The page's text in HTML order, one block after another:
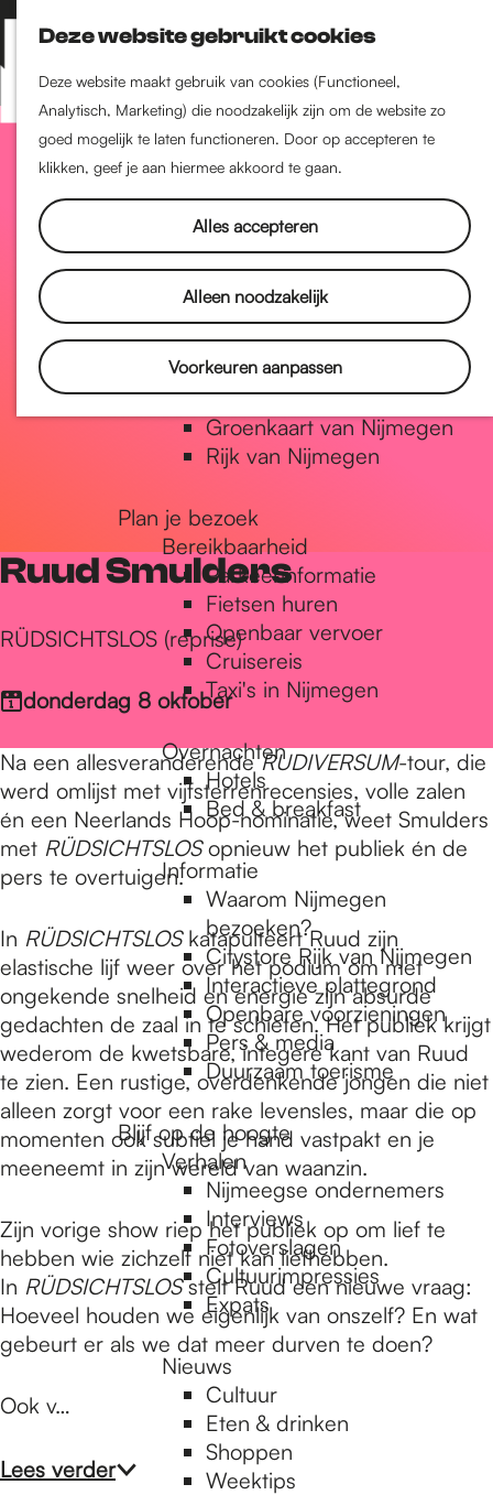
Deze website gebruikt cookies
Deze website maakt gebruik van cookies (Functioneel,
Analytisch, Marketing) die noodzakelijk zijn om de website zo
goed mogelijk te laten functioneren. Door op accepteren te
klikken, geef je aan hiermee akkoord te gaan.
Alles accepteren
Alleen noodzakelijk
Voorkeuren aanpassen
Z
o
e
k
e
K
a
a
r
t
M
e
n
Nijmegen-Nieuw-West
Nijmegen-Oud-West
Dukenburg
Lindenholt
Historie
De oudste stad van
Nederland
Historische tijdlijn
Romeinse Limes
Vrede van Nijmegen Penning
Natuur in Nijmegen
Groenkaart van Nijmegen
Rijk van Nijmegen
Plan je bezoek
Bereikbaarheid
Parkeerinformatie
Fietsen huren
Openbaar vervoer
Cruisereis
Taxi's in Nijmegen
Overnachten
Hotels
Bed & breakfast
Informatie
Waarom Nijmegen
bezoeken?
Citystore Rijk van Nijmegen
Interactieve plattegrond
Openbare voorzieningen
Pers & media
Duurzaam toerisme
Blijf op de hoogte
Verhalen
Nijmeegse ondernemers
Interviews
Fotoverslagen
Cultuurimpressies
Expats
Nieuws
Cultuur
Eten & drinken
Shoppen
Weektips
Ruud Smulders
RÜDSICHTSLOS (reprise)
donderdag 8 oktober
Na een allesveranderendeRUDIVERSUM-tour, die
werd omlijst met vijfsterrenrecensies, volle zalen
én een Neerlands Hoop-nominatie, weet Smulders
met RÜDSICHTSLOSopnieuw het publiek én de
pers te overtuigen.
In RÜDSICHTSLOSkatapulteert Ruud zijn
elastische lijf weer over het podium om met
ongekende snelheid en energie zijn absurde
gedachten de zaal in te schieten. Het publiek krijgt
wederom de kwetsbare, integere kant van Ruud
te zien. Een rustige, overdenkende jongen die niet
alleen zorgt voor een rake levensles, maar die op
momenten ook subtiel je hand vastpakt en je
meeneemt in zijn wereld van waanzin.
Zijn vorige show riep het publiek op om lief te
hebben wie zichzelf niet kan liefhebben.
In RÜDSICHTSLOSstelt Ruud een nieuwe vraag:
Hoeveel houden we eigenlijk van onszelf? En wat
gebeurt er als we dat meer durven te doen?
Ook v…
Lees verder